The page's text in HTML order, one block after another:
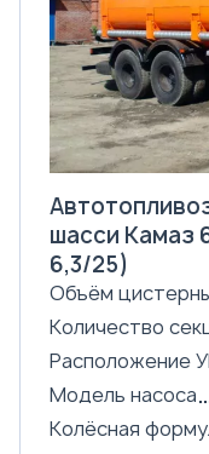
шасси Камаз
6,3/25)
Объём
Количество
Расположение
Модель насоса
Колёсная